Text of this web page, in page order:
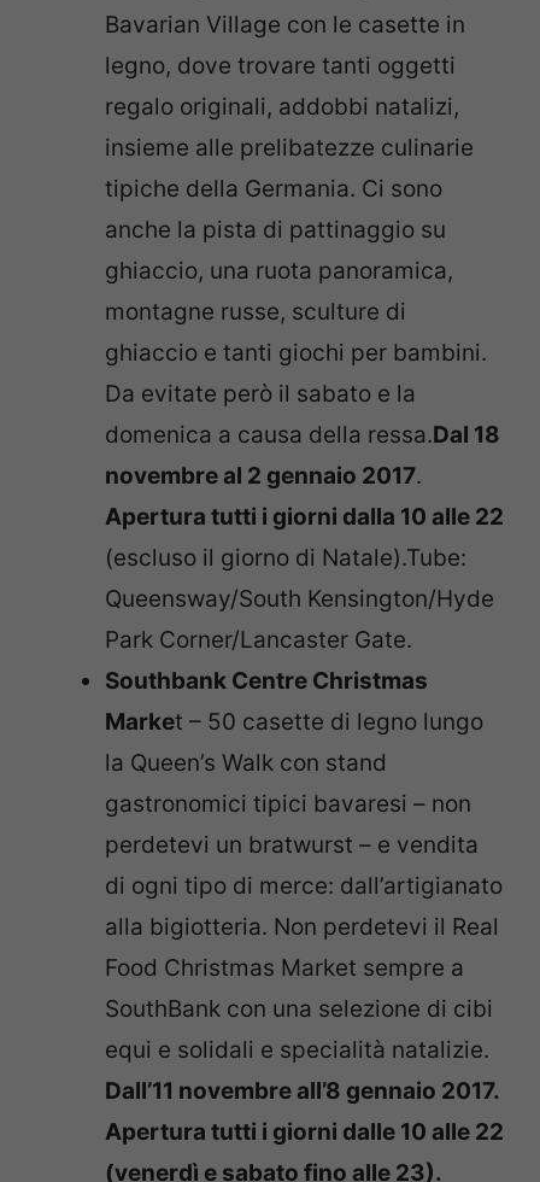
Bavarian Village con le casette in
legno, dove trovare tanti oggetti
regalo originali, addobbi natalizi,
insieme alle prelibatezze culinarie
tipiche della Germania. Ci sono
anche la pista di pattinaggio su
ghiaccio, una ruota panoramica,
montagne russe, sculture di
ghiaccio e tanti giochi per bambini.
Da evitate però il sabato e la
domenica a causa della ressa.Dal 18
novembre al 2 gennaio 2017.
Apertura tutti i giorni dalla 10 alle 22
(escluso il giorno di Natale).Tube:
Queensway/South Kensington/Hyde
Park Corner/Lancaster Gate.
Southbank Centre Christmas
Market – 50 casette di legno lungo
la Queen’s Walk con stand
gastronomici tipici bavaresi – non
perdetevi un bratwurst – e vendita
di ogni tipo di merce: dall’artigianato
alla bigiotteria. Non perdetevi il Real
Food Christmas Market sempre a
SouthBank con una selezione di cibi
equi e solidali e specialità natalizie.
Dall’11 novembre all’8 gennaio 2017.
Apertura tutti i giorni dalle 10 alle 22
(venerdì e sabato fino alle 23).